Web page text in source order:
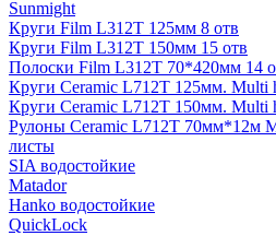
Sunmight
Круги Film L312T 125мм 8 отв
Круги Film L312T 150мм 15 отв
Полоски Film L312T 70*420мм 14
Круги Ceramic L712T 125мм. Multi
Круги Ceramic L712T 150мм. Multi
Рулоны Ceramic L712T 70мм*12м
листы
SIA водостойкие
Matador
Hanko водостойкие
QuickLock